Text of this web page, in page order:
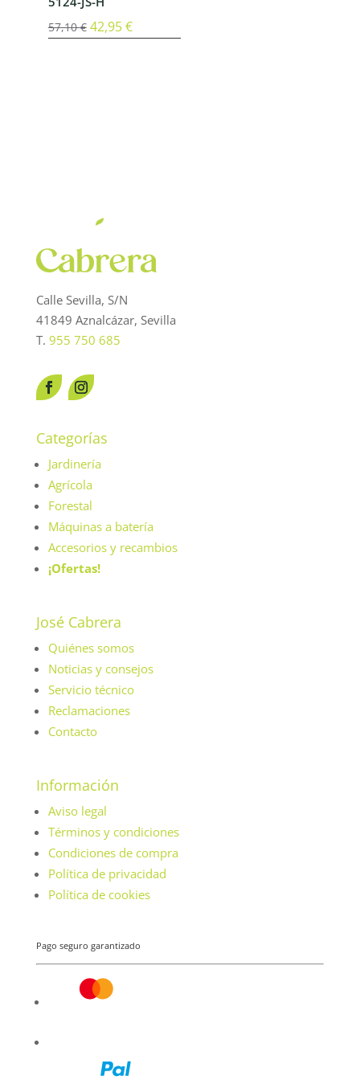
57,10€ El
42,95€El
Calle Sevilla, S/N
41849 Aznalcázar, Sevilla
T. 955 750 685
Categorías
Jardinería
Agrícola
Forestal
Máquinas a batería
Accesorios y recambios
¡Ofertas!
José Cabrera
Quiénes somos
Noticias y consejos
Servicio técnico
Reclamaciones
Contacto
Información
Aviso legal
Términos y condiciones
Condiciones de compra
Política de privacidad
Política de cookies
Pago seguro garantizado